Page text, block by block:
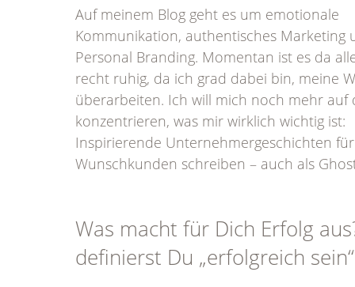
Auf meinem Blog geht es um emotionale
Kommunikation, authentisches Marketing
Personal Branding. Momentan ist es da
recht ruhig, da ich grad dabei bin, meine
überarbeiten. Ich will mich noch mehr auf
konzentrieren, was mir wirklich wichtig ist:
Inspirierende Unternehmergeschichten
Wunschkunden schreiben – auch als
Was macht für Dich Erfolg
definierst Du „erfolgreich